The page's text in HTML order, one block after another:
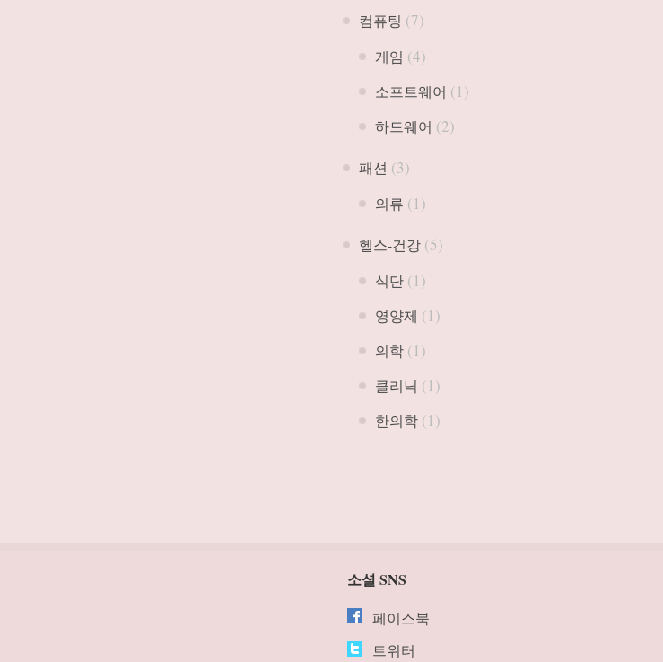
컴퓨팅 (7)
게임 (4)
소프트웨어 (1)
하드웨어 (2)
패션 (3)
의류 (1)
헬스-건강 (5)
식단 (1)
영양제 (1)
의학 (1)
클리닉 (1)
한의학 (1)
소셜 SNS
페이스북
트위터